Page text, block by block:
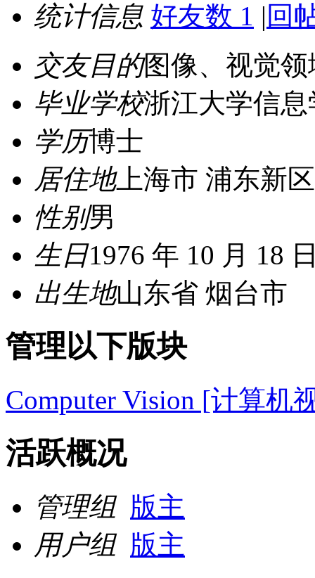
统计信息 好友数 1 | 回
交友目的图像、视觉
毕业学校浙江大学信息
学历博士
居住地上海市 浦东新区
性别男
生日1976 年 10 月 18
出生地山东省 烟台市
管理以下版块
Computer Vision [计算机
活跃概况
管理组 版主
用户组 版主